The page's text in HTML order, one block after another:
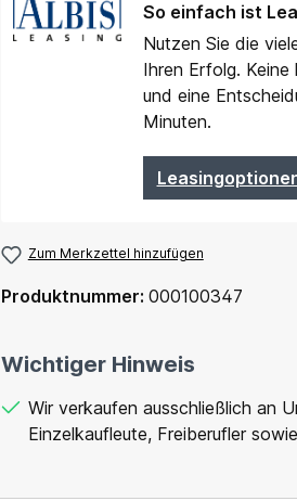
So einfach ist
Nutzen Sie die
Ihren Erfolg. Keine
und eine
Minuten.
Zum Merkzettel hinzufügen
Produktnummer: 000100347
Wichtiger Hinweis
Wir verkaufen ausschließlich an
Einzelkaufleute, Freiberufler